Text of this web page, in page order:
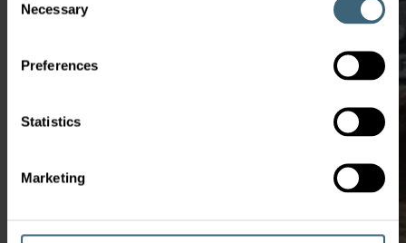
Selection
Necessary
Preferences
Statistics
Marketing